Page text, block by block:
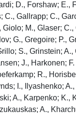
D., Forshaw; E.,
C., Gallrapp; C.,
Giolo; M., Glaser;
G., Gregoire; P.,
S., Grinstein; A.,
J., Harkonen; F.
R.,
I., Ilyashenko;
A., Karpenko; K.,
A.,